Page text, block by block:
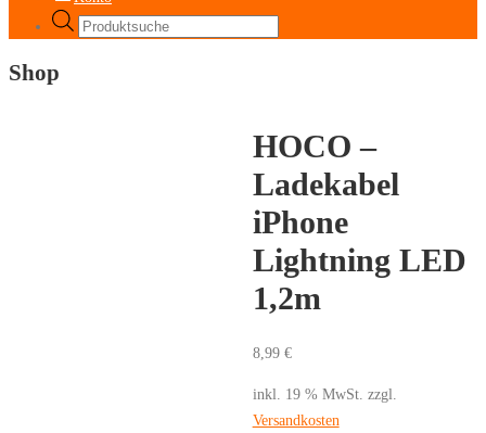
Products
Shop
HOCO –
Ladekabel
iPhone
Lightning LED
1,2m
8,99 €
inkl. 19 % MwSt. zzgl.
Versandkosten